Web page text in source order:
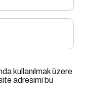
kullanılmak üzere
adresimi bu